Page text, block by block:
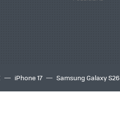
iPhone 17 Samsung Galaxy S26